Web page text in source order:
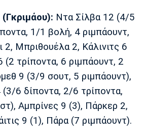
Μπενφίκα
(Γκριμάου): Ντα Σίλβα 12 (4/5
1/1 βολή, 4 ριμπάουντ,
2, Μπριθουέλα 2, Κάλινιτς 6
(2 τρίποντα, 6 ριμπάουντ, 2
9 (3/9 σουτ, 5 ριμπάουντ),
6 δίποντα, 2/6 τρίποντα,
Αμπρίνες 9 (3), Πάρκερ 2,
9 (1), Πάρα (7 ριμπάουντ).